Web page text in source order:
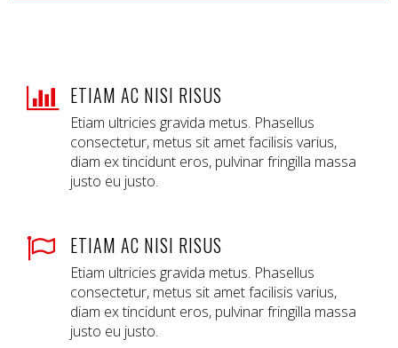
ETIAM AC NISI RISUS
Etiam ultricies gravida metus. Phasellus
consectetur, metus sit amet facilisis varius,
diam ex tincidunt eros, pulvinar fringilla massa
justo eu justo.
ETIAM AC NISI RISUS
Etiam ultricies gravida metus. Phasellus
consectetur, metus sit amet facilisis varius,
diam ex tincidunt eros, pulvinar fringilla massa
justo eu justo.